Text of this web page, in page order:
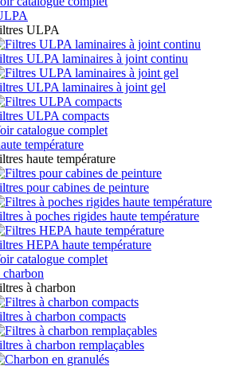
ULPA
ULPA laminaires à joint continu
ULPA laminaires à joint gel
ULPA compacts
catalogue complet
température
haute température
pour cabines de peinture
à poches rigides haute température
HEPA haute température
catalogue complet
à charbon
à charbon compacts
à charbon remplaçables